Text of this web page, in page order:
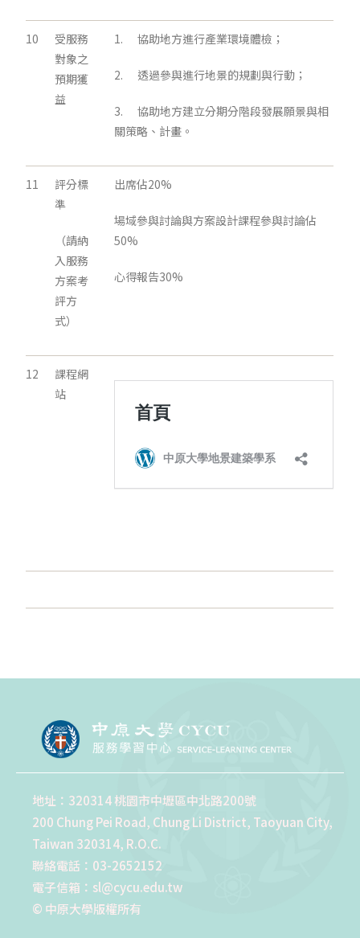
10
受服務
對象之
預期獲
益
1. 協助地方進行產業環境體檢；
2. 透過參與進行地景的規劃與行動；
3. 協助地方建立分期分階段發展願景與相
關策略、計畫。
11
評分標
準
（請納
入服務
方案考
評方
式）
出席佔20%
場域參與討論與方案設計課程參與討論佔
50%
心得報告30%
12
課程網
站
地址：320314 桃園市中壢區中北路200號
200 Chung Pei Road, Chung Li District, Taoyuan City,
Taiwan 320314, R.O.C.
聯絡電話：03-2652152
電子信箱：sl@cycu.edu.tw
© 中原大學版權所有